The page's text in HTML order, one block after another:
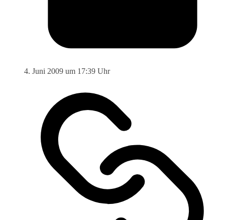
4. Juni 2009 um 17:39 Uhr